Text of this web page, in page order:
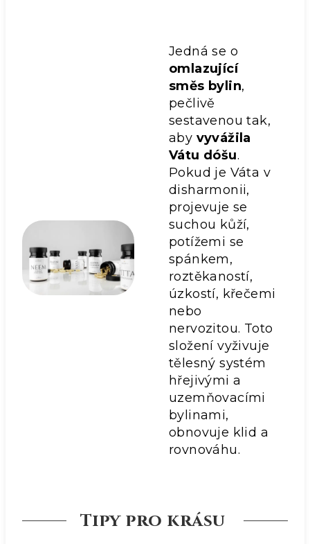
Jedná se o
omlazující
směs bylin,
pečlivě
sestavenou tak,
aby vyvážila
Vátu dóšu.
Pokud je Váta v
disharmonii,
projevuje se
suchou kůží,
potížemi se
spánkem,
roztěkaností,
úzkostí, křečemi
nebo
nervozitou. Toto
složení vyživuje
tělesný systém
hřejivými a
uzemňovacími
bylinami,
obnovuje klid a
rovnováhu.
Tipy pro krásu